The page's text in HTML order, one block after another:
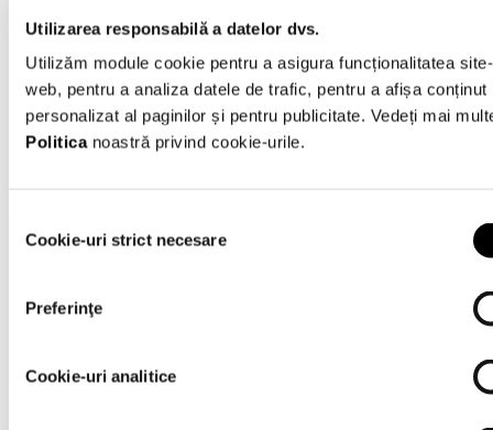
Utilizarea responsabilă a datelor dvs.
Utilizăm module cookie pentru a asigura funcționalitatea
web, pentru a analiza datele de trafic, pentru a afișa conținut
personalizat al paginilor și pentru publicitate. Vedeți mai
Politicanoastră privind cookie-urile.
consimțământului
Cookie-uri strict necesare
Preferinţe
Cookie-uri analitice
Contactaţi-ne
RU
Toate autoturismele
0 - 0 din 0 Rezultate
căutare